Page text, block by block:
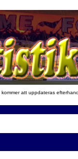
att uppdateras